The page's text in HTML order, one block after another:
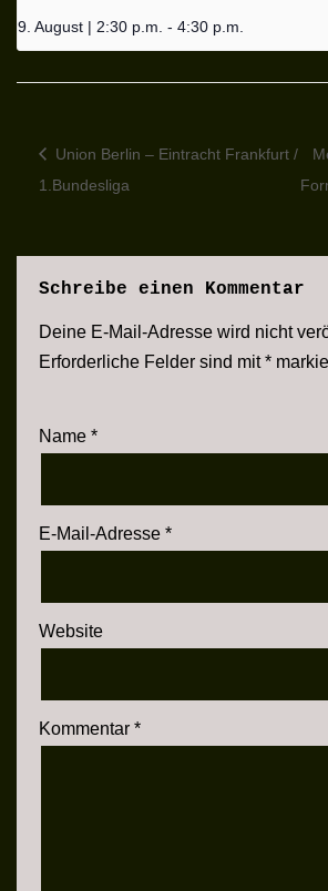
9. August | 2:30 p.m. - 4:30 p.m.
Union Berlin – Eintracht Frankfurt /
1.Bundesliga
Schreibe einen Kommentar
Deine E-Mail-Adresse wird nicht
Erforderliche Felder sind mit*
Name *
E-Mail-Adresse *
Website
Kommentar *